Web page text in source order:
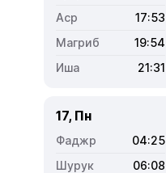
17:53
19:54
21:31
17, Пн
04:25
06:08